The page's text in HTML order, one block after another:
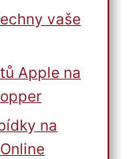
vaše
Apple na
na